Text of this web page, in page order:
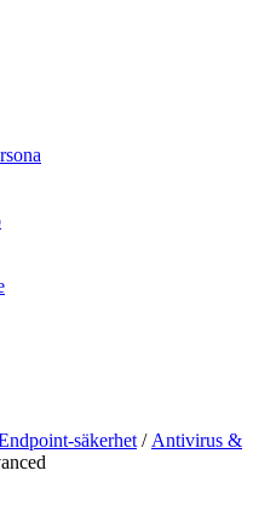
säkerhet/Antivirus &